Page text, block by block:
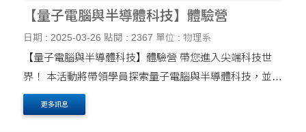
【量子電腦與半導體科技】體驗營
日期 : 2025-03-26 點閱 : 2367 單位 : 物理系
【量子電腦與半導體科技】體驗營 帶您進入尖端科技世
界！ 本活動將帶領學員探索量子電腦與半導體科技，並親
身體驗高科技產業環境。 透過IBM Quantum（IBMQ）雲
端平台，學習量子運算的基本概念與應用，了....
更多訊息